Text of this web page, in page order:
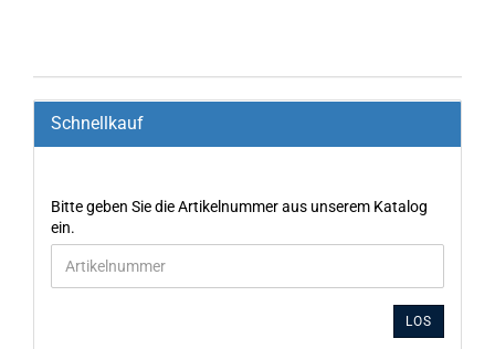
Schnellkauf
Bitte geben Sie die Artikelnummer aus unserem Katalog
ein.
LOS